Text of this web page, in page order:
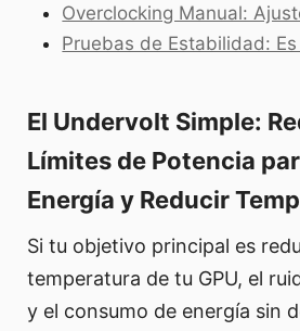
Overclocking Manual:
Pruebas de Estabilidad:
El Undervolt Simple:
Límites de Potencia
Energía y Reducir
Si tu objetivo principal es
temperatura de tu GPU, el
y el consumo de energía sin